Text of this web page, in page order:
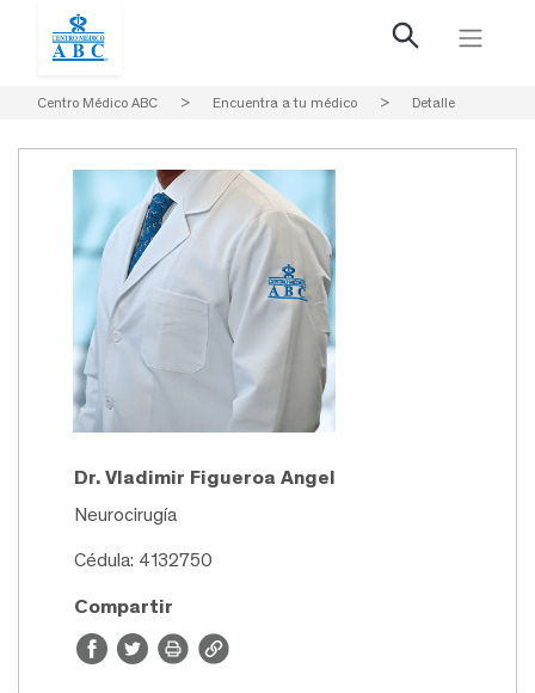
Centro Médico ABC > Encuentra a tu médico > Detalle
Dr. Vladimir Figueroa Angel
Neurocirugía
Cédula: 4132750
Compartir